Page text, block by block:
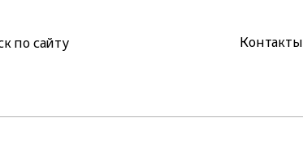
по сайту Контакты